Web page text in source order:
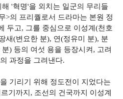
'혁명'을 외치는 일군의 무리들
>의 프리퀄로서 드라마는 본원 정
두고, 그를 중심으로 이성계(천호
새(변요한 분), 연(정유미 분), 분
) 등의 여섯 용을 등장시켜, 고려
과정을 그려낸다.
기리기 위해 정도전이 지었다는
기까지, 조선의 건국까지 이성계